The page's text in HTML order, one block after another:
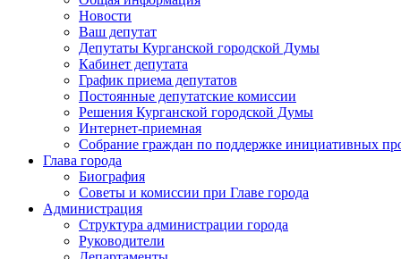
Новости
Ваш депутат
Депутаты Курганской городской Думы
Кабинет депутата
График приема депутатов
Постоянные депутатские комиссии
Решения Курганской городской Думы
Интернет-приемная
Собрание граждан по поддержке инициативных
Глава города
Биография
Советы и комиссии при Главе города
Администрация
Структура администрации города
Руководители